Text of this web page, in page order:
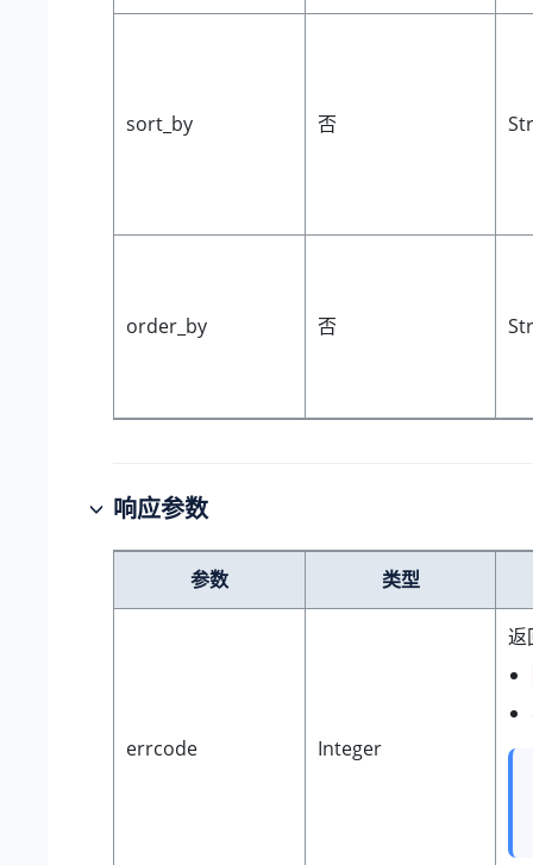
sort_by 否
order_by 否
响应参数
参数 类型
errcode Integer
返